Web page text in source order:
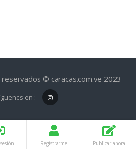
Registrarme Publicar ahora
© caracas.com.ve 2023
en :